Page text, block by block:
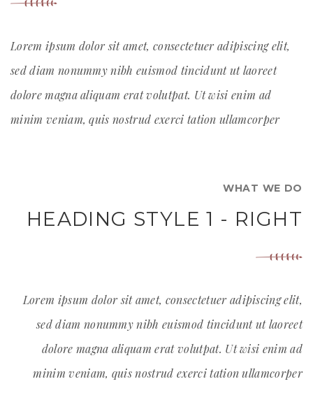
Lorem ipsum dolor sit amet, consectetuer adipiscing elit,
sed diam nonummy nibh euismod tincidunt ut laoreet
dolore magna aliquam erat volutpat. Ut wisi enim ad
minim veniam, quis nostrud exerci tation ullamcorper
WHAT WE DO
HEADING STYLE 1 - RIGHT
Lorem ipsum dolor sit amet, consectetuer adipiscing elit,
sed diam nonummy nibh euismod tincidunt ut laoreet
dolore magna aliquam erat volutpat. Ut wisi enim ad
minim veniam, quis nostrud exerci tation ullamcorper